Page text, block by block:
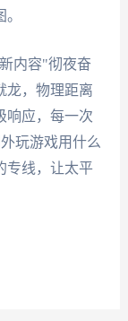
内容"彻夜奋
龙，物理距离
响应，每一次
玩游戏用什么
线，让太平